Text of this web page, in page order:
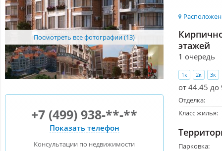
Посмотреть все фотографии (13)
+7 (499) 938-**-**
Показать телефон
Консультации по недвижимости
этажей
1 очередь
1к 2к 3к
от 44.45
Отделка:
Класс жилья:
Парковка: